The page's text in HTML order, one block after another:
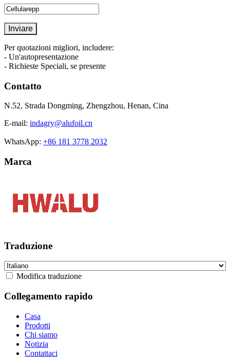
Per quotazioni migliori, includere:
- Un'autopresentazione
- Richieste Speciali, se presente
Contatto
N.52, Strada Dongming, Zhengzhou, Henan, Cina
E-mail: indagry@alufoil.cn
WhatsApp: +86 181 3778 2032
Marca
Traduzione
Modifica traduzione
Collegamento rapido
Casa
Prodotti
Chi siamo
Notizia
Contattaci